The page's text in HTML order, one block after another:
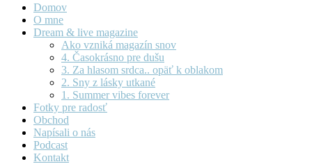
Domov
O mne
Dream & live magazine
Ako vzniká magazín snov
4. Časokrásno pre dušu
3. Za hlasom srdca.. opäť k oblakom
2. Sny z lásky utkané
1. Summer vibes forever
Fotky pre radosť
Obchod
Napísali o nás
Podcast
Kontakt